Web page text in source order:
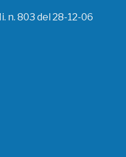
n. 803 del 28-12-06